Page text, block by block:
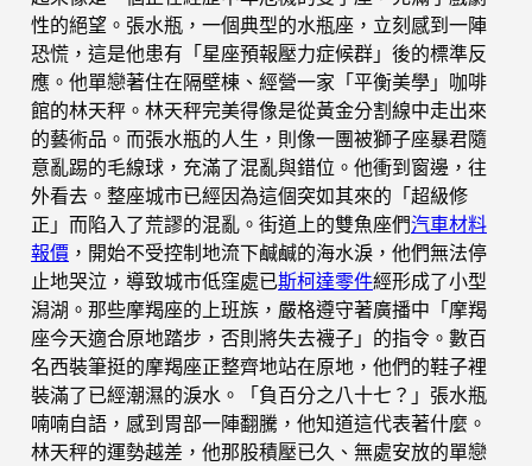
性的絕望。張水瓶，一個典型的水瓶座，立刻感到一陣
恐慌，這是他患有「星座預報壓力症候群」後的標準反
應。他單戀著住在隔壁棟、經營一家「平衡美學」咖啡
館的林天秤。林天秤完美得像是從黃金分割線中走出來
的藝術品。而張水瓶的人生，則像一團被獅子座暴君隨
意亂踢的毛線球，充滿了混亂與錯位。他衝到窗邊，往
外看去。整座城市已經因為這個突如其來的「超級修
正」而陷入了荒謬的混亂。街道上的雙魚座們汽車材料
報價 ，開始不受控制地流下鹹鹹的海水淚，他們無法停
止地哭泣，導致城市低窪處已斯柯達零件經形成了小型
潟湖。那些摩羯座的上班族，嚴格遵守著廣播中「摩羯
座今天適合原地踏步，否則將失去襪子」的指令。數百
名西裝筆挺的摩羯座正整齊地站在原地，他們的鞋子裡
裝滿了已經潮濕的淚水。「負百分之八十七？」張水瓶
喃喃自語，感到胃部一陣翻騰，他知道這代表著什麼。
林天秤的運勢越差，他那股積壓已久、無處安放的單戀